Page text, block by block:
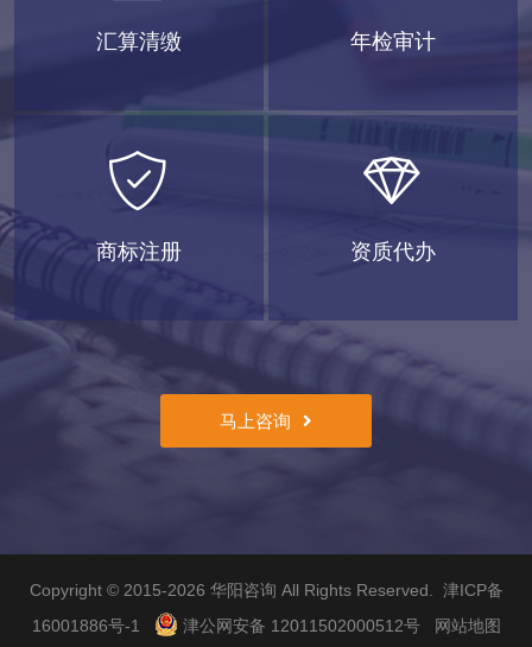
汇算清缴 年检审计
商标注册 资质代办
马上咨询
Copyright © 2015-2026 华阳咨询 All Rights Reserved. 津ICP备
16001886号-1
津公网安备 12011502000512号 网站地图